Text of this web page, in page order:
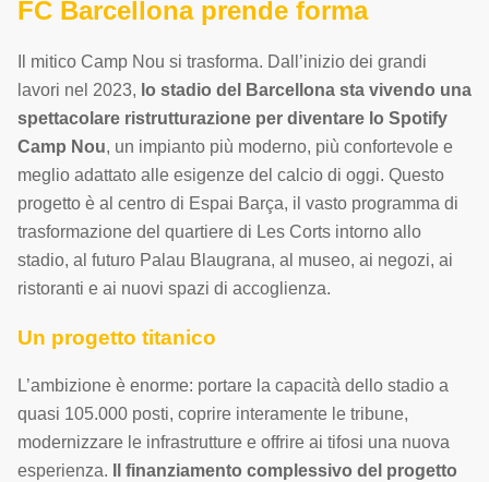
FC Barcellona prende forma
Il mitico Camp Nou si trasforma. Dall’inizio dei grandi
lavori nel 2023, lo stadio del Barcellona sta vivendo una
spettacolare ristrutturazione per diventare lo Spotify
Camp Nou, un impianto più moderno, più confortevole e
meglio adattato alle esigenze del calcio di oggi. Questo
progetto è al centro di Espai Barça, il vasto programma di
trasformazione del quartiere di Les Corts intorno allo
stadio, al futuro Palau Blaugrana, al museo, ai negozi, ai
ristoranti e ai nuovi spazi di accoglienza.
Un progetto titanico
L’ambizione è enorme: portare la capacità dello stadio a
quasi 105.000 posti, coprire interamente le tribune,
modernizzare le infrastrutture e offrire ai tifosi una nuova
esperienza.
Il finanziamento complessivo del progetto